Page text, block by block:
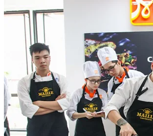
Marketing
Tạo Mẫu Và Chăm Sóc Sắc Đẹp
Truyền Thông Đa Phương Tiện
Công Nghệ Thông Tin
An Ninh Mạng
Thiết Kế Đồ Họa
Âm Nhạc
Điện Công Nghiệp Và Dân Dụng
Văn Hóa Phổ Thông
Nâng Cao Năng Lực Tiếng Anh
Tin Tức
HỌC BỔNG 2026
Học kỹ năng
Đào Tạo Nghề